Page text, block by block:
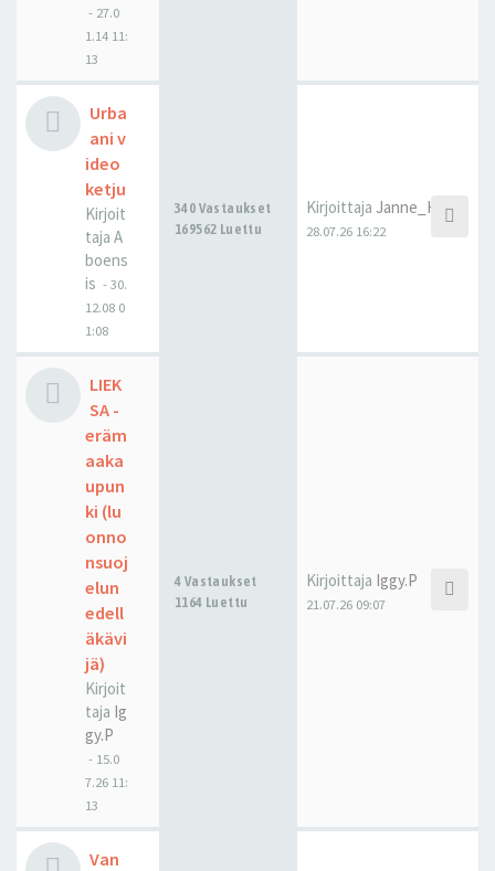
- 27.0
1.14 11:
13
Urba
ani v
ideo
ketju
Kirjoit
taja A
boens
is -30.
12.08 0
1:08
340 Vastaukset
169562 Luettu
Kirjoittaja Janne_H
28.07.26 16:22
LIEK
SA -
eräm
aaka
upun
ki (lu
onno
nsuoj
elun
edell
äkävi
jä)
Kirjoit
taja Ig
gy.P
- 15.0
7.26 11:
13
4 Vastaukset
1164 Luettu
Kirjoittaja Iggy.P
21.07.26 09:07
Van